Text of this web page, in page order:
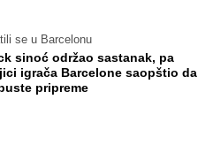
se u Barcelonu
sinoć održao sastanak, pa
igrača Barcelone saopštio da
pripreme